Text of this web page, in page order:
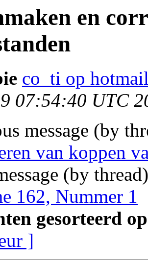
en
co_ti op
07:54:40 UTC
message (by
van koppen
(by
162, Nummer 1
gesorteerd
]